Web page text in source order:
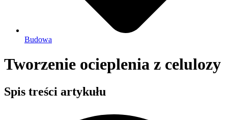
Budowa
Tworzenie ocieplenia z celulozy
Spis treści artykułu